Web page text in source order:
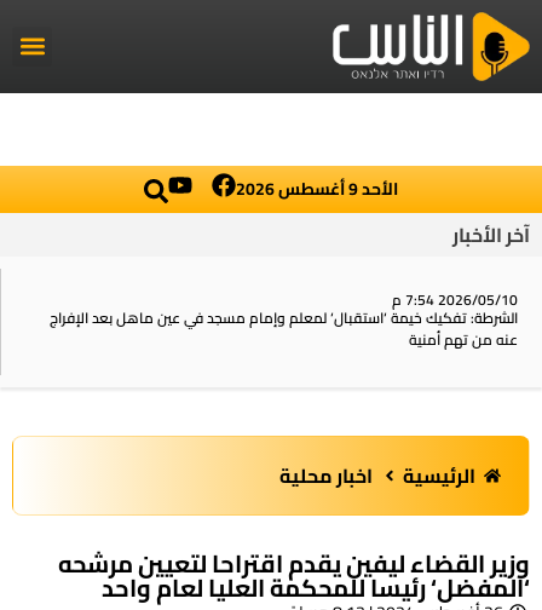
الأحد 9 أغسطس 2026
آخر الأخبار
2026/05/10 7:54 م
الشرطة: تفكيك خيمة ‘استقبال‘ لمعلم وإمام مسجد في عين ماهل بعد الإفراج
عنه من تهم أمنية
الرئيسية اخبار محلية
وزير القضاء ليفين يقدم اقتراحا لتعيين مرشحه
‘المفضل‘ رئيسا للمحكمة العليا لعام واحد